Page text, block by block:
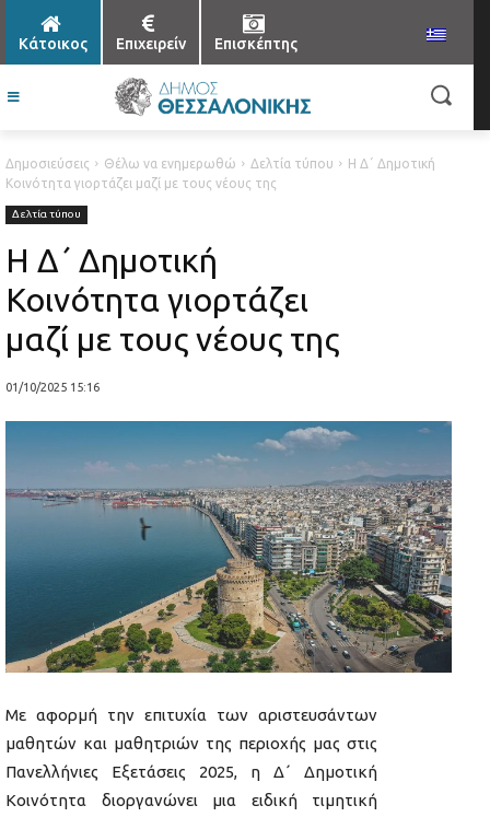
Κάτοικος Επιχειρείν Επισκέπτης
Δημοσιεύσεις Θέλω να ενημερωθώ Δελτία τύπου
Η Δ΄ Δημοτική
Κοινότητα γιορτάζει μαζί με τους νέους της
Δελτία τύπου
Η Δ΄ Δημοτική
Κοινότητα γιορτάζει
μαζί με τους νέους της
01/10/2025 15:16
Με αφορμή την επιτυχία των αριστευσάντων
μαθητών και μαθητριών της περιοχής μας στις
Πανελλήνιες Εξετάσεις 2025, η Δ΄ Δημοτική
Κοινότητα διοργανώνει μια ειδική τιμητική